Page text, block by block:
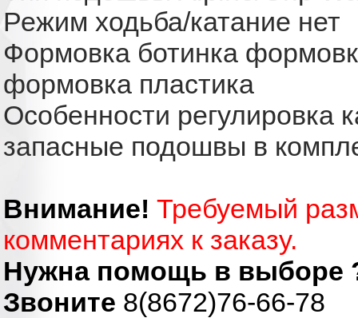
Режим ходьба/катание нет
Формовка ботинка
формовка пластика
Особенности регулировка
запасные подошвы в
Внимание! Требуемый
комментариях к заказу.
Нужна помощь в выборе
Звоните 8(8672)76-66-78